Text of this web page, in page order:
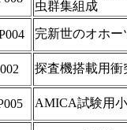
虫群集組成
完新世のオホ
探査機搭載用
AMICA試験用